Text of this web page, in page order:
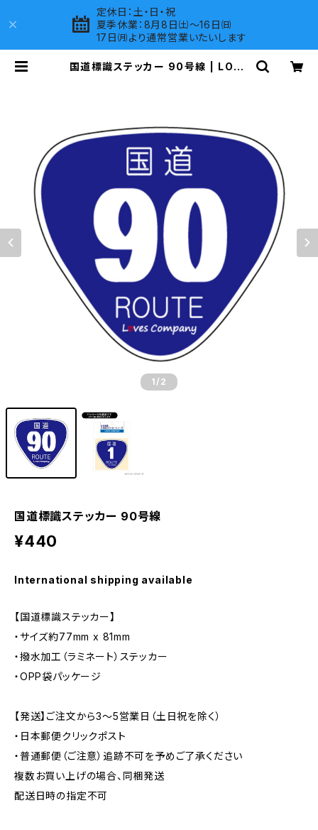
定休日：土・日・祝
夏季休業：8月8日㈯～16日㈰
17日㈪より通常営業いたいします
国道標識ステッカー 90号線 | LOVE
1 /2
国道標識ステッカー 90号線
¥440
International shipping available
【国道標識ステッカー】
・サイズ約77mm x 81mm
・撥水加工（ラミネート）ステッカー
・OPP袋パッケージ
【発送】ご注文から3〜5営業日（土日祝を除く）
・日本郵便クリックポスト
・普通郵便（ご注意）追跡不可を予めご了承ください
複数お買い上げの場合、同梱発送
配送日時の指定不可